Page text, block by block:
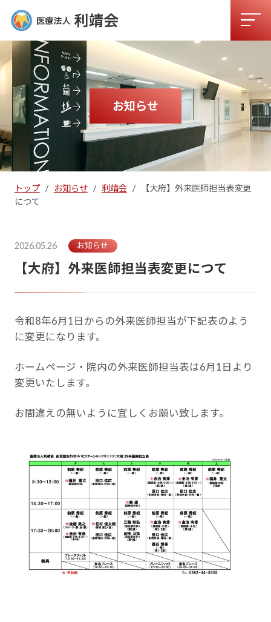
お知らせ
トップ/ お知らせ/ 利靖会/
【大府】外来医師担当表変更
につて
2026.05.26 お知らせ
【大府】外来医師担当表変更につて
令和8年6月1日からの外来医師担当が下記表のよう
に変更になります。
ホームページ・院内の外来医師担当表は6月1日より
変更いたします。
お間違えの無いように宜しくお願い致します。